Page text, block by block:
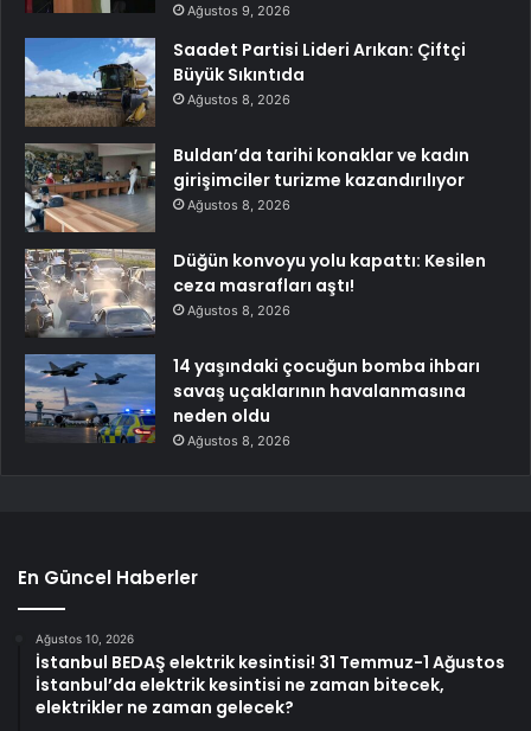
Ağustos 9, 2026
Saadet Partisi Lideri Arıkan: Çiftçi
Büyük Sıkıntıda
Ağustos 8, 2026
Buldan’da tarihi konaklar ve kadın
girişimciler turizme kazandırılıyor
Ağustos 8, 2026
Düğün konvoyu yolu kapattı: Kesilen
ceza masrafları aştı!
Ağustos 8, 2026
14 yaşındaki çocuğun bomba ihbarı
savaş uçaklarının havalanmasına
neden oldu
Ağustos 8, 2026
En Güncel Haberler
Ağustos 10, 2026
İstanbul BEDAŞ elektrik kesintisi! 31 Temmuz-1 Ağustos
İstanbul’da elektrik kesintisi ne zaman bitecek,
elektrikler ne zaman gelecek?